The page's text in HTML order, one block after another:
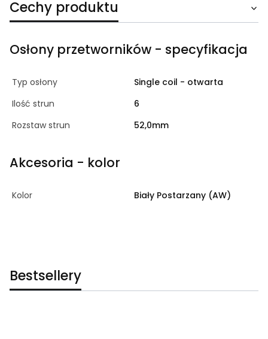
Cechy produktu
Osłony przetworników - specyfikacja
Typ osłony
Single coil - otwarta
Ilość strun
6
Rozstaw strun
52,0mm
Akcesoria - kolor
Kolor Biały Postarzany (AW)
Bestsellery